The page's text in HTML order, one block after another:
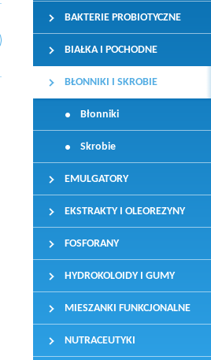
BAKTERIE PROBIOTYCZNE
BIAŁKA I POCHODNE
BŁONNIKI I SKROBIE
Błonniki
Skrobie
EMULGATORY
EKSTRAKTY I OLEOREZYNY
FOSFORANY
HYDROKOLOIDY I GUMY
MIESZANKI FUNKCJONALNE
NUTRACEUTYKI